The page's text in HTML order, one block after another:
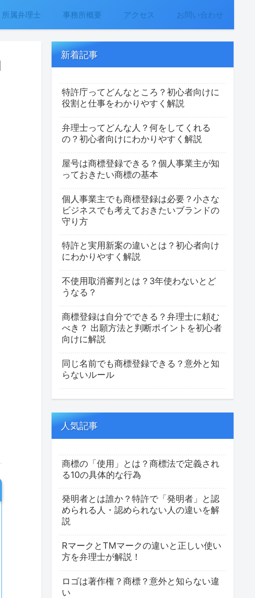
所属弁理士 事務所概要 アクセス お問い合わせ
新着記事
特許庁ってどんなところ？初心者向けに
役割と仕事をわかりやすく解説
弁理士ってどんな人？何をしてくれる
の？初心者向けにわかりやすく解説
屋号は商標登録できる？個人事業主が知
っておきたい商標の基本
個人事業主でも商標登録は必要？小さな
ビジネスでも考えておきたいブランドの
守り方
特許と実用新案の違いとは？初心者向け
にわかりやすく解説
不使用取消審判とは？3年使わないとど
うなる？
商標登録は自分でできる？弁理士に頼む
べき？ 出願方法と判断ポイントを初心者
向けに解説
同じ名前でも商標登録できる？意外と知
らないルール
人気記事
商標の「使用」とは？商標法で定義され
る10の具体的な行為
発明者とは誰か？特許で「発明者」と認
められる人・認められない人の違いを解
説
RマークとTMマークの違いと正しい使い
方を弁理士が解説！
ロゴは著作権？商標？意外と知らない違
い